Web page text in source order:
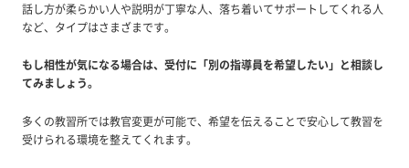
話し方が柔らかい人や説明が丁寧な人、落ち着いてサポートしてくれる人
など、タイプはさまざまです。
もし相性が気になる場合は、受付に「別の指導員を希望したい」と相談し
てみましょう。
多くの教習所では教官変更が可能で、希望を伝えることで安心して教習を
受けられる環境を整えてくれます。